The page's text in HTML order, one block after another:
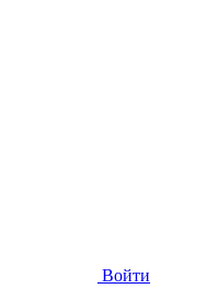
Войти